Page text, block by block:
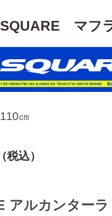
マフ
㎝
込）
アルカンター